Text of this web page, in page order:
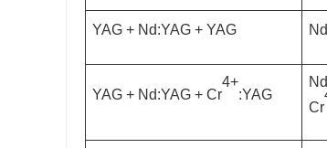
YAG + Nd:YAG + YAG
YAG + Nd:YAG + Cr
4+
:YAG
Cr